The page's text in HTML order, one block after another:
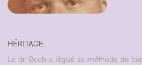
HÉRITAGE..
Le dr Bach a légué sa méthode de